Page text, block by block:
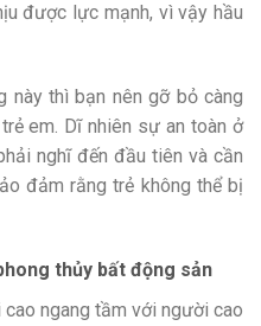
được lực mạnh, vì vậy hầu
này thì bạn nên gỡ bỏ càng
em. Dĩ nhiên sự an toàn ở
nghĩ đến đầu tiên và cần
đảm rằng trẻ không thể bị
thủy bất động sản
ngang tầm với người cao